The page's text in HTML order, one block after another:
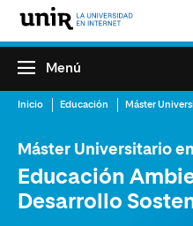
Menú
Inicio Educación
Máster Universitario en
Educación
Desarrollo